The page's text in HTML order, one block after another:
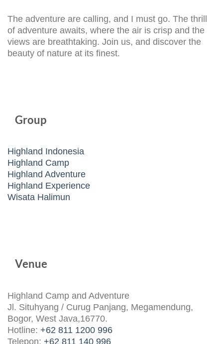
Kerja
The adventure are calling, and I must go. The thrill
of adventure awaits, where the air is crisp and the
views are breathtaking. Join us, and discover the
beauty of nature at its finest.
Group
Highland Indonesia
Highland Camp
Highland Adventure
Highland Experience
Wisata Halimun
Venue
Highland Camp and Adventure
Jl. Situhyang / Curug Panjang, Megamendung,
Bogor, West Java,16770.
Hotline: +62 811 1200 996
Telepon: +62 811 140 996